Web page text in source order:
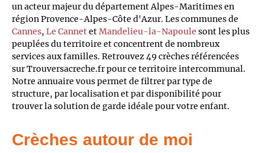
un acteur majeur du département Alpes-Maritimes en
région Provence-Alpes-Côte d'Azur. Les communes de
Cannes, Le CannetetMandelieu-la-Napoule sont les plus
peuplées du territoire et concentrent de nombreux
services aux familles. Retrouvez 49 crèches référencées
sur Trouversacreche.fr pour ce territoire intercommunal.
Notre annuaire vous permet de filtrer par type de
structure, par localisation et par disponibilité pour
trouver la solution de garde idéale pour votre enfant.
Crèches autour de moi